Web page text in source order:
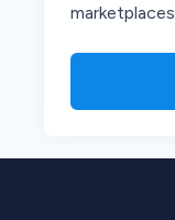
marketplaces.